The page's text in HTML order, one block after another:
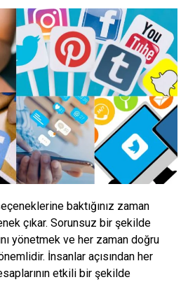
baktığınız zaman
çıkar. Sorunsuz bir şekilde
yönetmek ve her zaman doğru
İnsanlar açısından her
etkili bir şekilde